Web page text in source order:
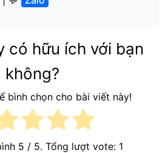
có hữu ích với bạn
không?
bình chọn cho bài viết này!
5 / 5. Tổng lượt vote: 1